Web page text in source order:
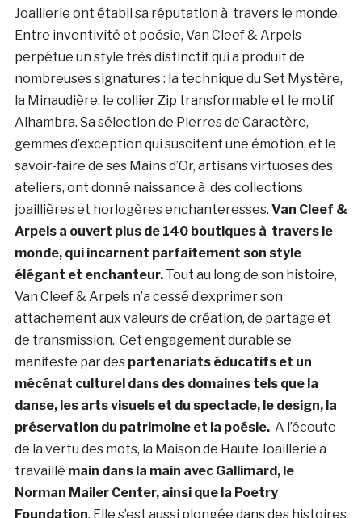
Joaillerie ont établi sa réputation à travers le monde.
Entre inventivité et poésie, Van Cleef & Arpels
perpétue un style très distinctif qui a produit de
nombreuses signatures : la technique du Set Mystère,
la Minaudière, le collier Zip transformable et le motif
Alhambra. Sa sélection de Pierres de Caractère,
gemmes d’exception qui suscitent une émotion, et le
savoir-faire de ses Mains d’Or, artisans virtuoses des
ateliers, ont donné naissance à des collections
joaillières et horlogères enchanteresses. Van Cleef &
Arpels a ouvert plus de 140 boutiques à travers le
monde, qui incarnent parfaitement son style
élégant et enchanteur. Tout au long de son histoire,
Van Cleef & Arpels n’a cessé d’exprimer son
attachement aux valeurs de création, de partage et
de transmission. Cet engagement durable se
manifeste par des partenariats éducatifs et un
mécénat culturel dans des domaines tels que la
danse, les arts visuels et du spectacle, le design, la
préservation du patrimoine et la poésie.A l’écoute
de la vertu des mots, la Maison de Haute Joaillerie a
travaillé main dans la main avec Gallimard, le
Norman Mailer Center, ainsi que la Poetry
Foundation. Elle s’est aussi plongée dans des histoires